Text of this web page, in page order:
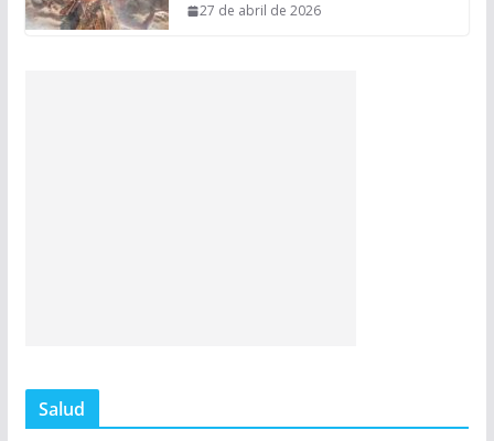
27 de abril de 2026
Salud